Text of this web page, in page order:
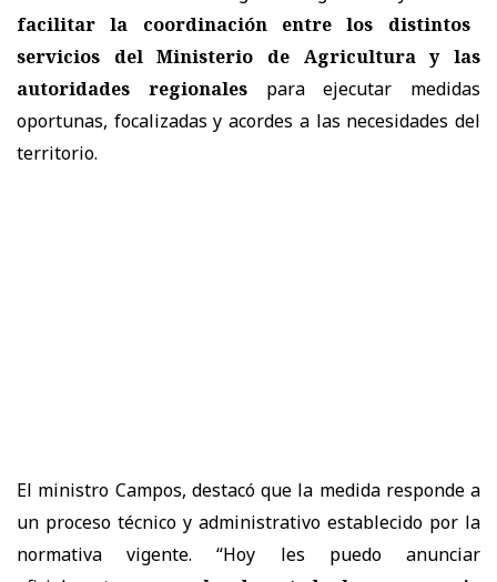
facilitar la coordinación entre los distintos
servicios del Ministerio de Agricultura y las
autoridades regionalespara ejecutar medidas
oportunas, focalizadas y acordes a las necesidades del
territorio.
El ministro Campos, destacó que la medida responde a
un proceso técnico y administrativo establecido por la
normativa vigente. “Hoy les puedo anunciar